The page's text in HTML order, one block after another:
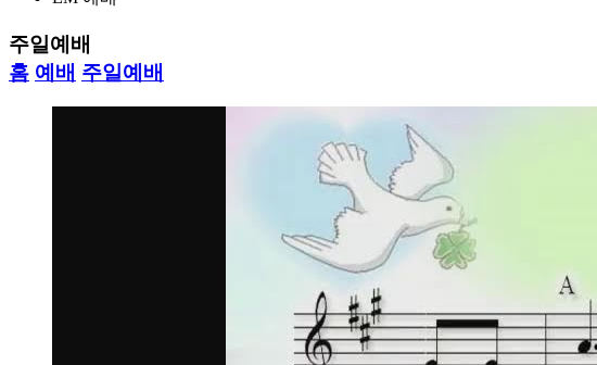
주일예배
홈 예배 주일예배